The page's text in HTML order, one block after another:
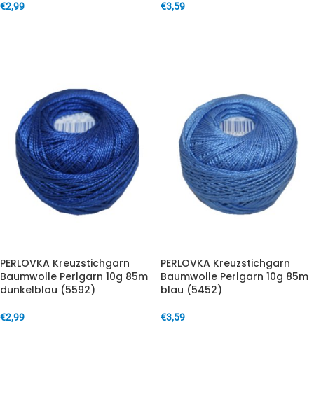
€2,99 €3,59
PERLOVKA Kreuzstichgarn
Baumwolle Perlgarn 10g 85m
dunkelblau (5592)
€2,99
PERLOVKA Kreuzstichgarn
Baumwolle Perlgarn 10g 85m
blau (5452)
€3,59